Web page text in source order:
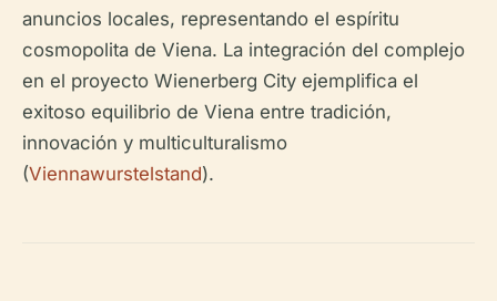
anuncios locales, representando el espíritu
cosmopolita de Viena. La integración del complejo
en el proyecto Wienerberg City ejemplifica el
exitoso equilibrio de Viena entre tradición,
innovación y multiculturalismo
(Viennawurstelstand).